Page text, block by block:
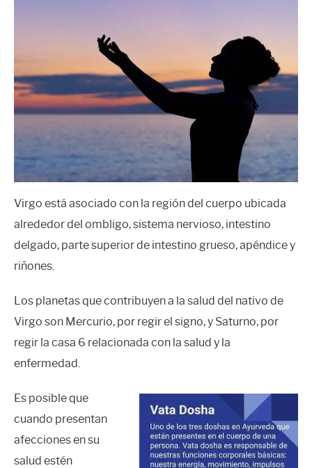
Virgo está asociado con la región del cuerpo ubicada
alrededor del ombligo, sistema nervioso, intestino
delgado, parte superior de intestino grueso, apéndice y
riñones.
Los planetas que contribuyen a la salud del nativo de
Virgo son Mercurio, por regir el signo, y Saturno, por
regir la casa 6 relacionada con la salud y la
enfermedad.
Es posible que
cuando presentan
afecciones en su
salud estén